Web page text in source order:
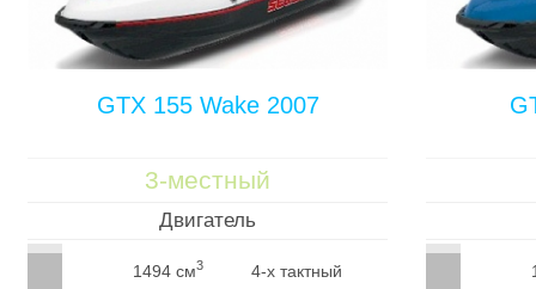
GTX 155 Wake 2007
3-местный
Двигатель
1494 см3 4-х тактный